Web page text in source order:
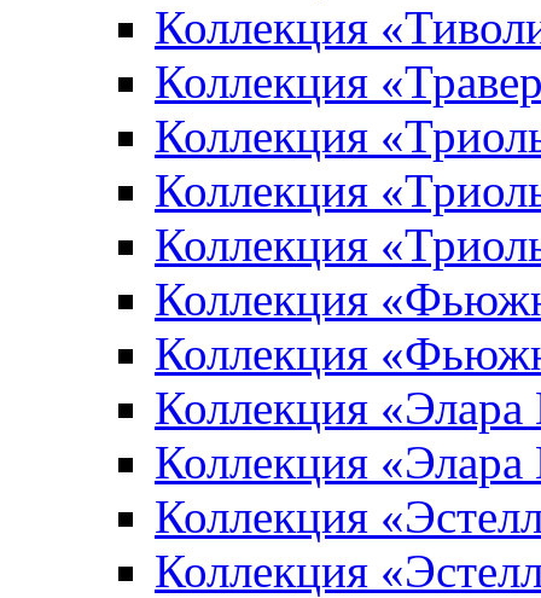
Коллекция
Коллекция
Коллекция
Коллекция
Коллекция
Коллекция
Коллекция
Коллекция «Элара
Коллекция «Элара
Коллекция
Коллекция